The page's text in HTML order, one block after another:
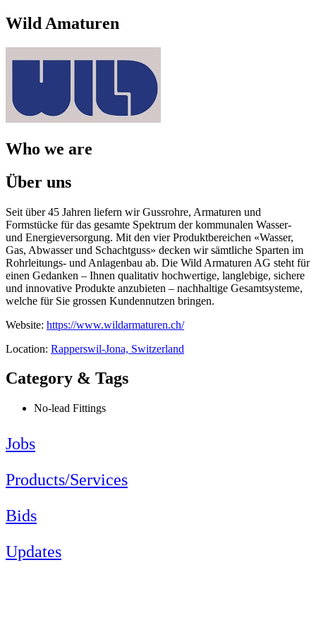
Wild Amaturen
Who we are
Über uns
Seit über 45 Jahren liefern wir Gussrohre, Armaturen und
Formstücke für das gesamte Spektrum der kommunalen Wasser-
und Energieversorgung. Mit den vier Produktbereichen «Wasser,
Gas, Abwasser und Schachtguss» decken wir sämtliche Sparten im
Rohrleitungs- und Anlagenbau ab. Die Wild Armaturen AG steht für
einen Gedanken – Ihnen qualitativ hochwertige, langlebige, sichere
und innovative Produkte anzubieten – nachhaltige Gesamtsysteme,
welche für Sie grossen Kundennutzen bringen.
Website: https://www.wildarmaturen.ch/
Location: Rapperswil-Jona, Switzerland
Category & Tags
No-lead Fittings
Jobs
Products/Services
Bids
Updates